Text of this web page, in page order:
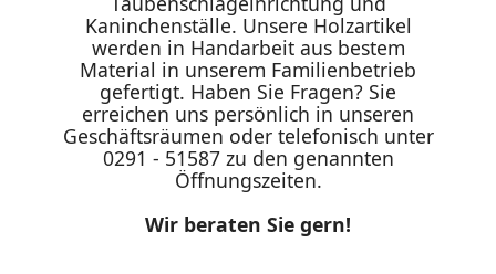
Kaninchenställe. Unsere Holzartikel
werden in Handarbeit aus bestem
Material in unserem Familienbetrieb
gefertigt. Haben Sie Fragen? Sie
erreichen uns persönlich in unseren
Geschäftsräumen oder telefonisch unter
0291 - 51587 zu den genannten
Öffnungszeiten.
Wir beraten Sie gern!